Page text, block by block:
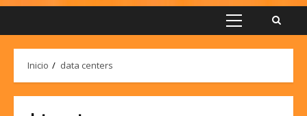
Menú
Inicio data centers